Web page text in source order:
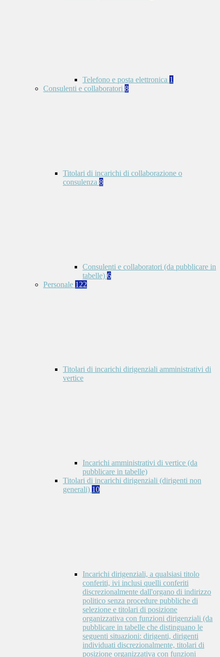
Telefono e posta elettronica 1
Consulenti e collaboratori 8
Titolari di incarichi di collaborazione o
consulenza 8
Consulenti e collaboratori (da pubblicare in
tabelle) 6
Personale 122
Titolari di incarichi dirigenziali amministrativi di
vertice
Incarichi amministrativi di vertice (da
pubblicare in tabelle)
Titolari di incarichi dirigenziali (dirigenti non
generali) 10
Incarichi dirigenziali, a qualsiasi titolo
conferiti, ivi inclusi quelli conferiti
discrezionalmente dall'organo di indirizzo
politico senza procedure pubbliche di
selezione e titolari di posizione
organizzativa con funzioni dirigenziali (da
pubblicare in tabelle che distinguano le
seguenti situazioni: dirigenti, dirigenti
individuati discrezionalmente, titolari di
posizione organizzativa con funzioni